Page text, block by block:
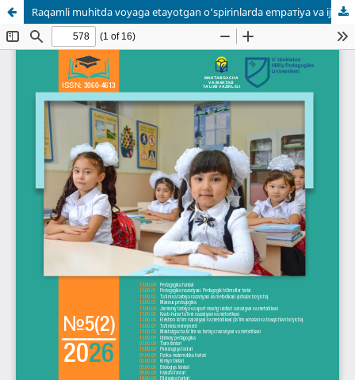
Raqamli muhitda voyaga etayotgan o‘spirinlarda empатiya va ijtimoiy-emotsional rivojlanishning neyropedagogik xususiyatlari